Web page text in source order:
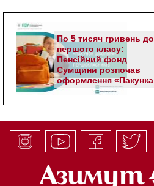
По 5 тисяч гривень до
першого класу:
Пенсійний фонд
Сумщини розпочав
оформлення «Пакунка
школяра»